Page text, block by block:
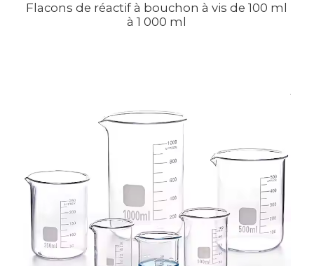
Flacons de réactif à bouchon à vis de 100 ml
à 1 000 ml